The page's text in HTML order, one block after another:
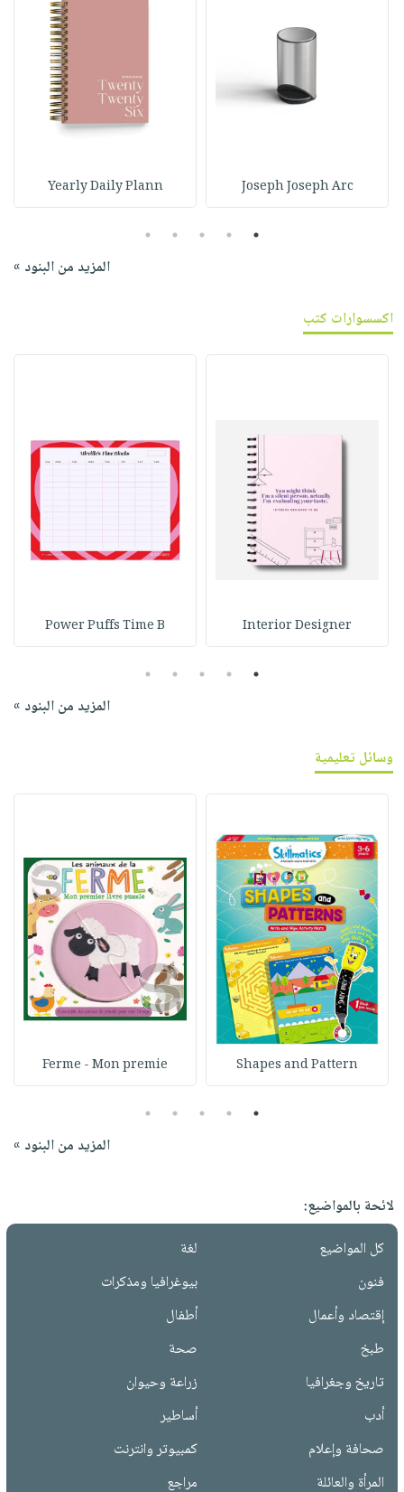
Joseph Joseph Arc
Yearly Daily Plann
1
2
3
4
5
المزيد من البنود »
اكسسوارات كتب
Interior Designer
Power Puffs Time B
1
2
3
4
5
المزيد من البنود »
وسائل تعليمية
Shapes and Pattern
Ferme - Mon premie
1
2
3
4
5
المزيد من البنود »
لائحة بالمواضيع:
كل المواضيع
لغة
فنون
بيوغرافيا ومذكرات
إقتصاد وأعمال
أطفال
طبخ
صحة
تاريخ وجغرافيا
زراعة وحيوان
أدب
أساطير
صحافة وإعلام
كمبيوتر وانترنت
المرأة والعائلة
مراجع